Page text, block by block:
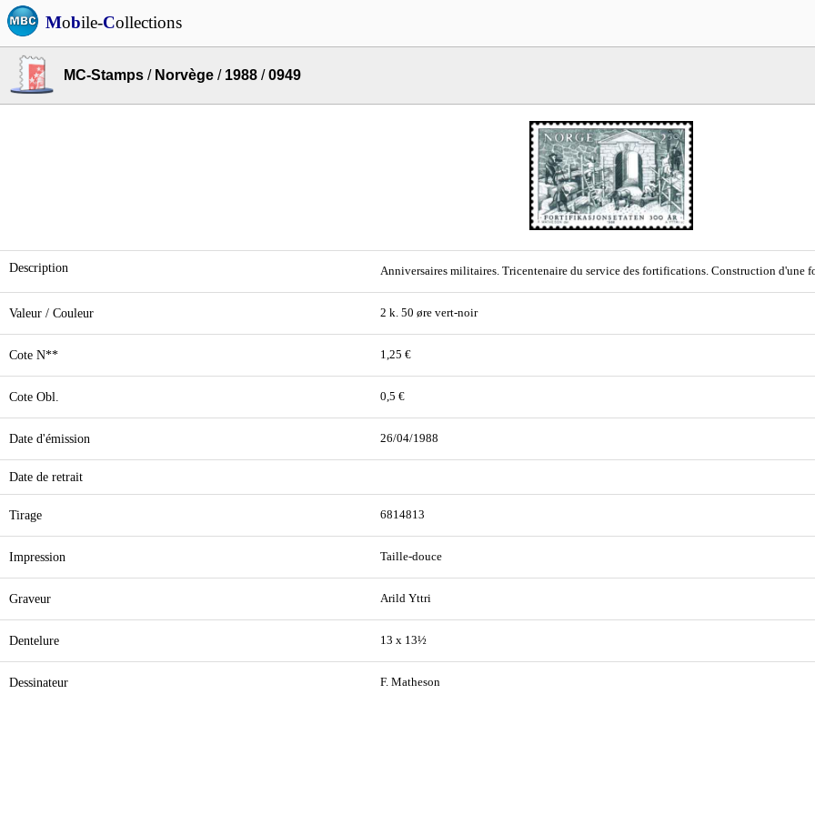
Mobile-Collections
MC-Stamps / Norvège / 1988 /0949
Description Anniversaires militaires. Tricentenaire du service des fortifications. Construction d'une
Valeur / Couleur 2 k. 50 øre vert-noir
Cote N** 1,25 €
Cote Obl. 0,5 €
Date d'émission 26/04/1988
Date de retrait
Tirage 6814813
Impression Taille-douce
Graveur Arild Yttri
Dentelure 13 x 13½
Dessinateur F. Matheson